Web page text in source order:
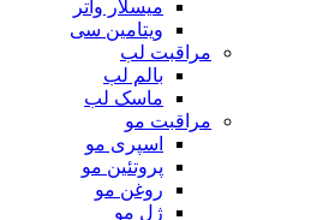
میسلار واتر
ویتامین سی
مراقبت لب
بالم لب
ماسک لب
مراقبت مو
اسپری مو
پروتئین مو
روغن مو
ژل مو